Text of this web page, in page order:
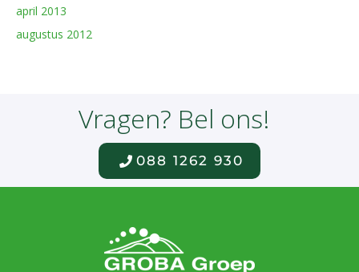
april 2013
augustus 2012
Vragen? Bel ons!
088 1262 930